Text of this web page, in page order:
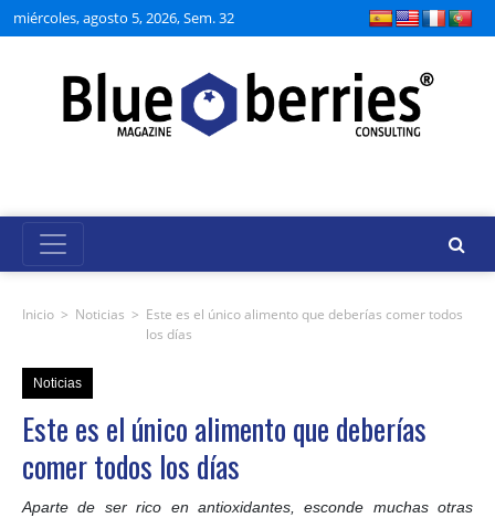
miércoles, agosto 5, 2026, Sem. 32
Inicio > Noticias > Este es el único alimento que deberías comer todos
los días
Noticias
Este es el único alimento que deberías
comer todos los días
Aparte de ser rico en antioxidantes, esconde muchas otras